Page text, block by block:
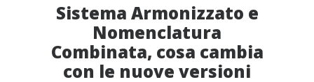
Sistema Armonizzato e
Nomenclatura
Combinata, cosa cambia
con le nuove versioni